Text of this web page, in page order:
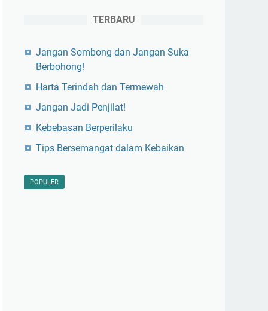
TERBARU
Jangan Sombong dan Jangan Suka
Berbohong!
Harta Terindah dan Termewah
Jangan Jadi Penjilat!
Kebebasan Berperilaku
Tips Bersemangat dalam Kebaikan
POPULER